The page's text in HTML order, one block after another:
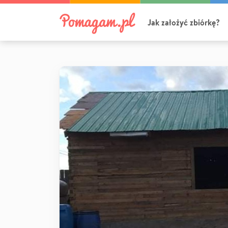
Jak założyć zbiórkę?